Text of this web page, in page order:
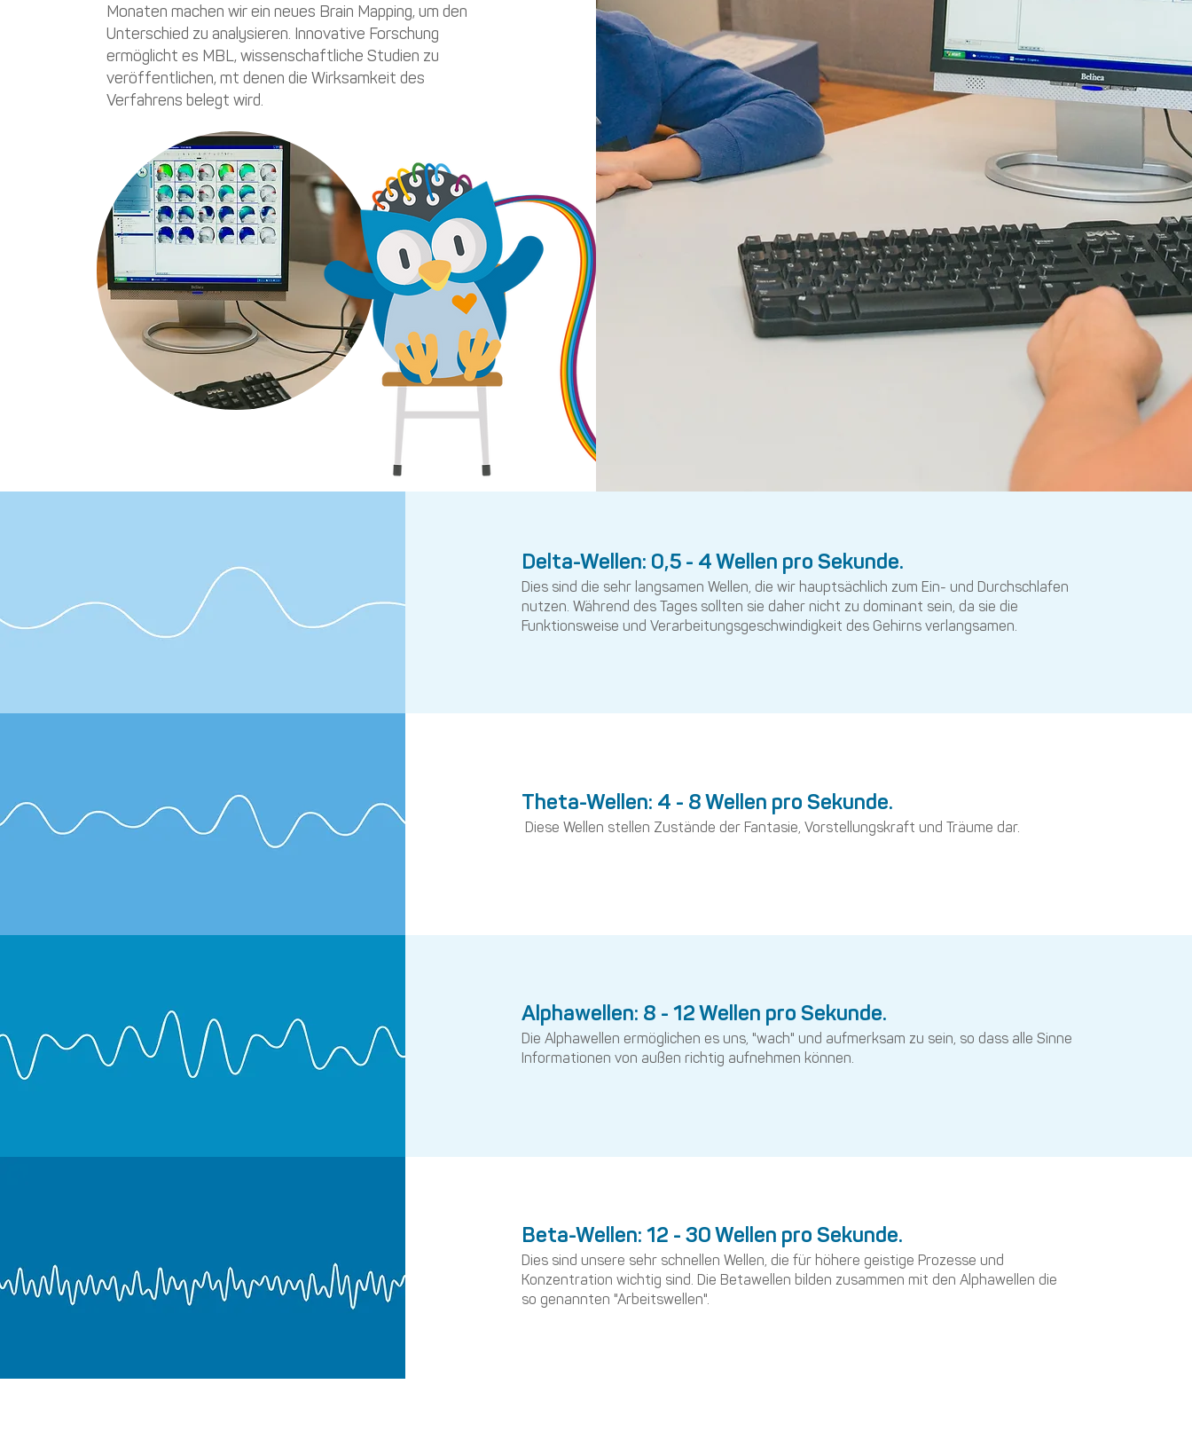
Monaten machen wir ein neues Brain Mapping, um den
Unterschied zu analysieren. Innovative Forschung
ermöglicht es MBL, wissenschaftliche Studien zu
veröffentlichen, mt denen die Wirksamkeit des
Verfahrens belegt wird.
Delta-Wellen: 0,5 - 4 Wellen pro Sekunde.
Dies sind die sehr langsamen Wellen, die wir hauptsächlich zum Ein- und Durchschlafen
nutzen. Während des Tages sollten sie daher nicht zu dominant sein, da sie die
Funktionsweise und Verarbeitungsgeschwindigkeit des Gehirns verlangsamen.
Theta-Wellen: 4 - 8 Wellen pro Sekunde.
Diese Wellen stellen Zustände der Fantasie, Vorstellungskraft und Träume dar.
Alphawellen: 8 - 12 Wellen pro Sekunde.
Die Alphawellen ermöglichen es uns, "wach" und aufmerksam zu sein, so dass alle Sinne
Informationen von außen richtig aufnehmen können.
Beta-Wellen: 12 - 30 Wellen pro Sekunde.
Dies sind unsere sehr schnellen Wellen, die für höhere geistige Prozesse und
Konzentration wichtig sind. Die Betawellen bilden zusammen mit den Alphawellen die
so genannten "Arbeitswellen".